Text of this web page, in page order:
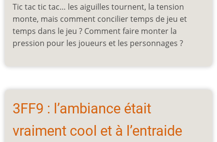
Tic tac tic tac… les aiguilles tournent, la tension
monte, mais comment concilier temps de jeu et
temps dans le jeu ? Comment faire monter la
pression pour les joueurs et les personnages ?
3FF9 : l’ambiance était
vraiment cool et à l’entraide